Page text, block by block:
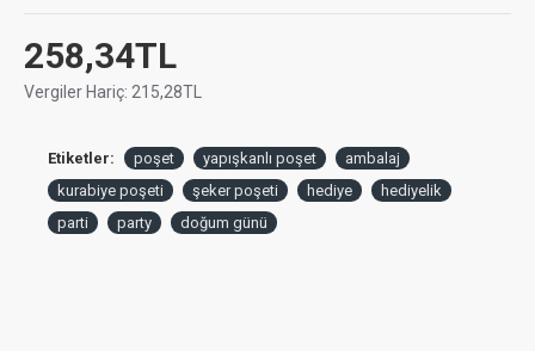
258,34TL
Vergiler Hariç: 215,28TL
Etiketler: poşet yapışkanlı poşet
ambalaj
kurabiye poşeti
şeker poşeti hediye
hediyelik
parti
party doğum günü